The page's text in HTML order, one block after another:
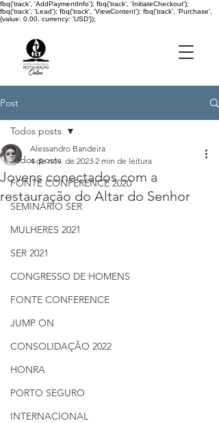
fbq('track', 'AddPaymentInfo'); fbq('track', 'InitiateCheckout');
fbq('track', 'Lead'); fbq('track', 'ViewContent'); fbq('track', 'Purchase',
{value: 0.00, currency: 'USD'});
Post
Todos posts
FONTE CONFERENCE 2020
SEMINÁRIO SER
MULHERES 2021
SER 2021
CONGRESSO DE HOMENS
FONTE CONFERENCE
JUMP ON
CONSOLIDAÇÃO 2022
HONRA
PORTO SEGURO
INTERNACIONAL
Todos posts
Jovens conectados com a
restauração do Altar do Senhor
Alessandro Bandeira
4 de nov. de 2023 2 min de leitura